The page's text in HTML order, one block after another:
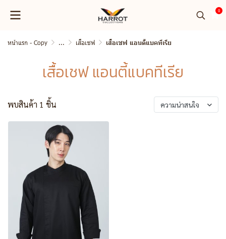
0
หน้าแรก - Copy ... เสื้อเชฟ เสื้อเชฟ แอนตี้แบคทีเรีย
เสื้อเชฟ แอนตี้แบคทีเรีย
พบสินค้า 1 ชิ้น ความน่าสนใจ